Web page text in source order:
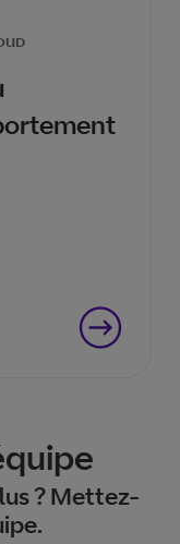
? Mettez-